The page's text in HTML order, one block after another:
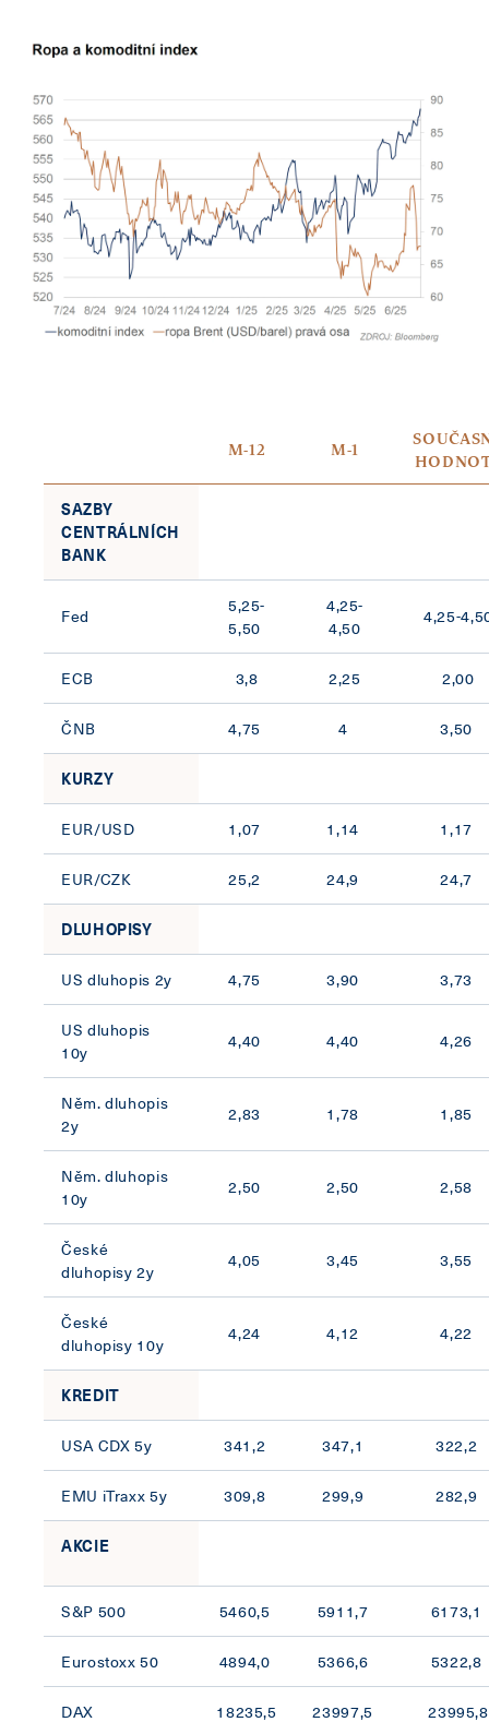
M-12 M-1
SAZBY
CENTRÁLNÍCH
BANK
Fed
5,25-
5,50
4,25-
4,50
4,25-
ECB 3,8 2,25 2,00
ČNB 4,75 4 3,50
KURZY
EUR/USD 1,07 1,14 1,17
EUR/CZK 25,2 24,9 24,7
DLUHOPISY
US dluhopis 2y 4,75 3,90 3,73
US dluhopis
10y
4,40 4,40 4,26
Něm. dluhopis
2y
2,83 1,78 1,85
Něm. dluhopis
10y
2,50 2,50 2,58
České
dluhopisy 2y
4,05 3,45 3,55
České
dluhopisy 10y
4,24 4,12 4,22
KREDIT
USA CDX 5y 341,2 347,1 322,2
EMU iTraxx 5y 309,8 299,9 282,9
AKCIE
S&P 500 5460,5 5911,7 6173,1
Eurostoxx 50 4894,0 5366,6 5322,8
DAX 18235,5 23997,5 23995,8